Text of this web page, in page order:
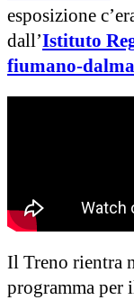
esposizione
dall’Istituto
fiumano-
Il Treno rientra
programma per